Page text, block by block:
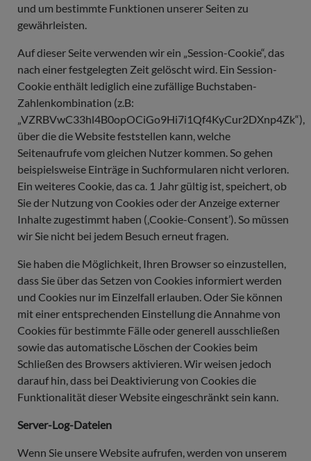
und um bestimmte Funktionen unserer Seiten zu
gewährleisten.
Auf dieser Seite verwenden wir ein „Session-Cookie“, das
nach einer festgelegten Zeit gelöscht wird. Ein Session-
Cookie enthält lediglich eine zufällige Buchstaben-
Zahlenkombination (z.B:
„VZRBVwC33hl4B0opOCiGo9Hi7i1Qf4KyCur2DXnp4Zk“),
über die die Website feststellen kann, welche
Seitenaufrufe vom gleichen Nutzer kommen. So gehen
beispielsweise Einträge in Suchformularen nicht verloren.
Ein weiteres Cookie, das ca. 1 Jahr gültig ist, speichert, ob
Sie der Nutzung von Cookies oder der Anzeige externer
Inhalte zugestimmt haben (‚Cookie-Consent’). So müssen
wir Sie nicht bei jedem Besuch erneut fragen.
Sie haben die Möglichkeit, Ihren Browser so einzustellen,
dass Sie über das Setzen von Cookies informiert werden
und Cookies nur im Einzelfall erlauben. Oder Sie können
mit einer entsprechenden Einstellung die Annahme von
Cookies für bestimmte Fälle oder generell ausschließen
sowie das automatische Löschen der Cookies beim
Schließen des Browsers aktivieren. Wir weisen jedoch
darauf hin, dass bei Deaktivierung von Cookies die
Funktionalität dieser Website eingeschränkt sein kann.
Server-Log-Dateien
Wenn Sie unsere Website aufrufen, werden von unserem